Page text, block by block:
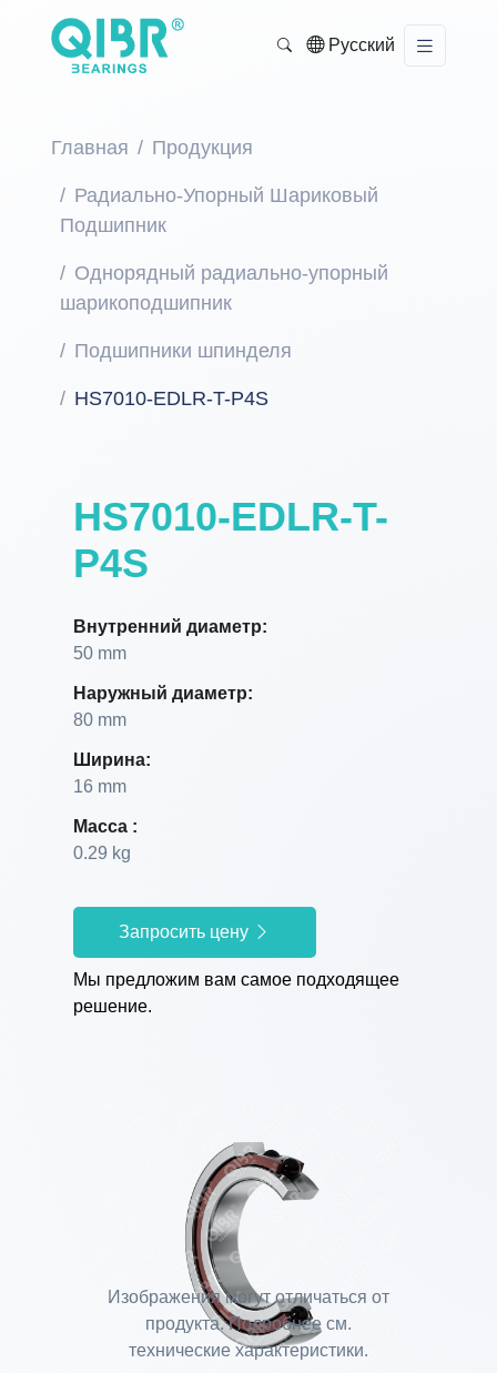
Русский
Главная Продукция
Радиально-Упорный Шариковый
Подшипник
Однорядный радиально-упорный
шарикоподшипник
Подшипники шпинделя
HS7010-EDLR-T-P4S
HS7010-EDLR-T-
P4S
Внутренний диаметр:
50 mm
Наружный диаметр:
80 mm
Ширина:
16 mm
Масса :
0.29 kg
Запросить цену
Мы предложим вам самое подходящее
решение.
Изображения могут отличаться от
продукта. Подробнее см.
технические характеристики.